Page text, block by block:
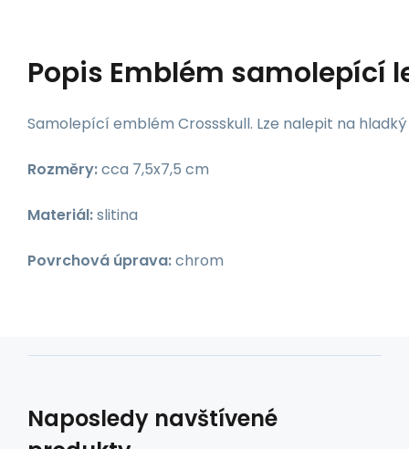
Popis Emblém samolepící
Samolepící emblém Crossskull. Lze nalepit na
Rozměry:cca 7,5x7,5 cm
Materiál:slitina
Povrchová úprava:chrom
Naposledy navštívené